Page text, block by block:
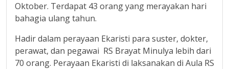
Oktober. Terdapat 43 orang yang merayakan hari
bahagia ulang tahun.
Hadir dalam perayaan Ekaristi para suster, dokter,
perawat, dan pegawai RS Brayat Minulya lebih dari
70 orang. Perayaan Ekaristi di laksanakan di Aula RS